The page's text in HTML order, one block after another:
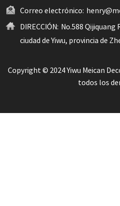
Correo electrónico:
DIRECCIÓN: No.588 Qijiquang
ciudad de Yiwu, provincia de
Copyright © 2024 Yiwu Meican
todos los